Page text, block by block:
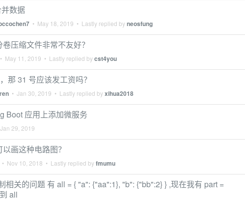
数据
• May 18, 2019 • Lastly replied byneosfung
压缩文件非常不友好？
• May 11, 2019 • Lastly replied bycst4you
那 31 号应该发工资吗？
• Jan 30, 2019 • Lastly replied byxihua2018
Boot 应用上添加微服务
Jan 29, 2019
画这种电路图？
• Nov 10, 2018 • Lastly replied byfmumu
相关的问题 有 all = { "a": {"aa":1}, "b": {"bb":2} } ,现在我有 part =
all